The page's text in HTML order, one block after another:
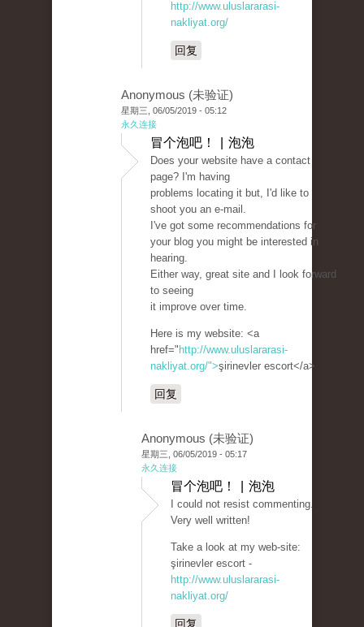
http://www.uluslararasi-
nakliyat.org/
回复
Anonymous (未验证)
星期三, 06/05/2019 - 05:12
永久连接
冒个泡吧！ | 泡泡
Does your website have a contact
page? I'm having
problems locating it but, I'd like to
shoot you an e-mail.
I've got some recommendations for
your blog you might be interested in
hearing.
Either way, great site and I look forward
to seeing
it improve over time.
Here is my website: <a
href=" http://www.uluslararasi-
nakliyat.org/">şirinevler escort</a>
回复
Anonymous (未验证)
星期三, 06/05/2019 - 05:17
永久连接
冒个泡吧！ | 泡泡
I could not resist commenting.
Very well written!
Take a look at my web-site:
şirinevler escort -
http://www.uluslararasi-
nakliyat.org/
回复